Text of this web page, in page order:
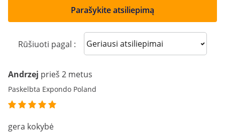
Parašykite atsiliepimą
Rūšiuoti pagal : Sort reviews
Andrzej prieš 2 metus
Paskelbta Expondo Poland
gera kokybė